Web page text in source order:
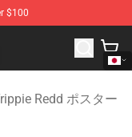
$100
Redd Merchandise
Redd ポスター